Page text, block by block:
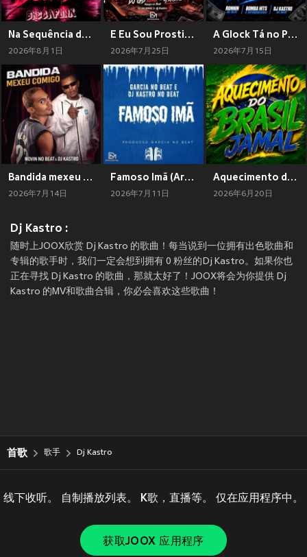
Na Sequência da Botação BregaFunk (Explicit)
2026年8月1日
E Eu Sou Prostituto (Arrocha Funk) (Explicit)
2026年7月25日
A Glock Tá no Porte (Arrocha Funk) (Explicit)
2026年7月15日
Bandida mexeu comigo
2026年7月14日
Famoso Imã (Arrocha Funk) (Explicit)
2026年7月11日
Aquecimento do Brasil Jamal
2026年6月20日
Dj Kastro :
随时上JOOX欣赏 Dj Kastro 的歌曲！每当说到一位拥有出色歌曲和
专辑的歌手时，我们一定会想到拥有 0 粉丝的Dj Kastro。如果你也
正在寻找 Dj Kastro 的歌曲，那就太好了！JOOX将会为你提供 Dj
Kastro 的MV和歌曲合辑，你必会喜欢这些歌曲！
首歌 歌手 Dj Kastro
线下收听。 自制播放列表。 K歌，直播等。 仅在应用程序中。
获取JOOX 应用程序